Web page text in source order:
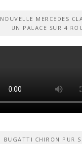
NOUVELLE MERCEDES
UN PALACE SUR 4
BUGATTI CHIRON PUR